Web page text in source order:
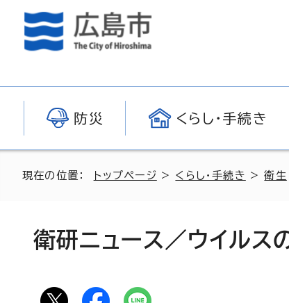
防災 くらし・手続き
現在の位置： トップページ > くらし・手続き >衛生
衛研ニュース／ウイルス